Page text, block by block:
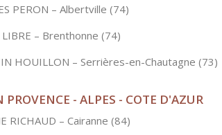
PERON – Albertville (74)
– Brenthonne (74)
HOUILLON – Serrières-en-Chautagne (73)
PROVENCE - ALPES - COTE D'AZUR
RICHAUD – Cairanne (84)